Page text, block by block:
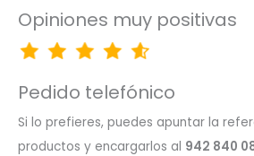
Opiniones muy positivas
Pedido telefónico
Si lo prefieres, puedes apuntar la
productos y encargarlos al 942 840